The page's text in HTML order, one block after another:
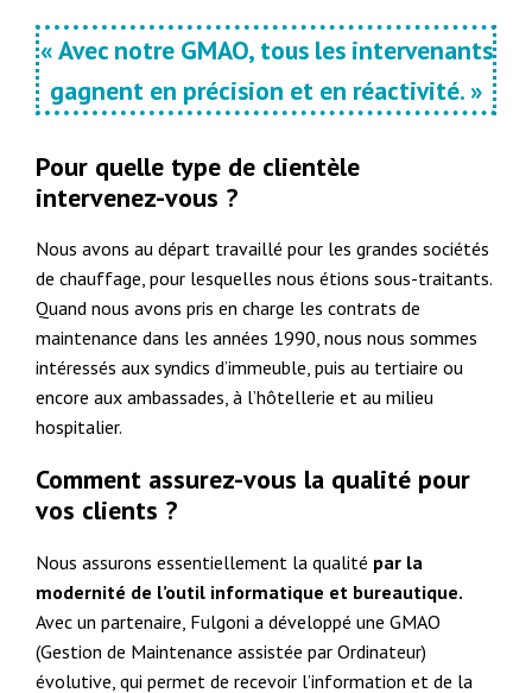
« Avec notre GMAO, tous les intervenants
gagnent en précision et en réactivité. »
Pour quelle type de clientèle
intervenez-vous ?
Nous avons au départ travaillé pour les grandes sociétés
de chauffage, pour lesquelles nous étions sous-traitants.
Quand nous avons pris en charge les contrats de
maintenance dans les années 1990, nous nous sommes
intéressés aux syndics d’immeuble, puis au tertiaire ou
encore aux ambassades, à l’hôtellerie et au milieu
hospitalier.
Comment assurez-vous la qualité pour
vos clients ?
Nous assurons essentiellement la qualité par la
modernité de l’outil informatique et bureautique.
Avec un partenaire, Fulgoni a développé une GMAO
(Gestion de Maintenance assistée par Ordinateur)
évolutive, qui permet de recevoir l’information et de la